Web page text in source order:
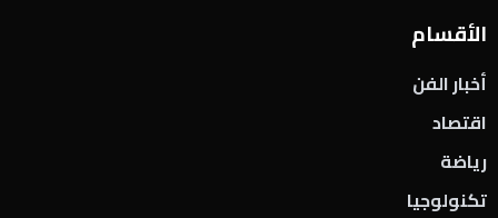
الأقسام
أخبار الفن
اقتصاد
رياضة
تكنولوجيا